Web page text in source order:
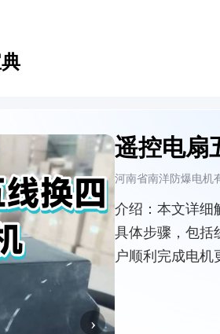
›
遥控电扇
河南省南洋防爆电机
介绍： 本文详细
具体步骤，包括
户顺利完成电机